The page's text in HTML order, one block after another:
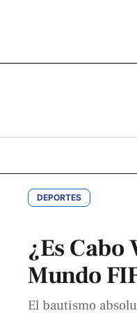
DEPORTES
¿Es
Mundo
El bautismo